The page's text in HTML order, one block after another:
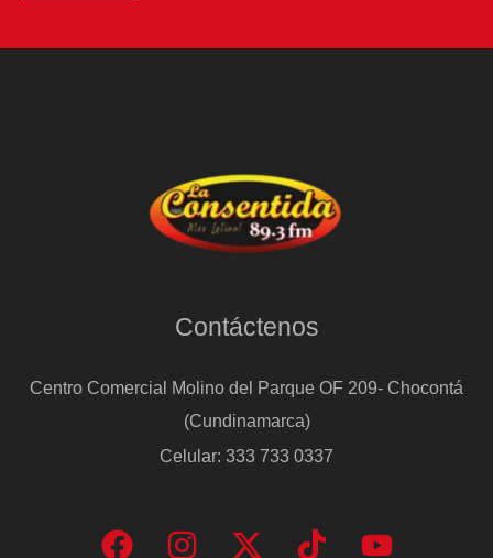
Contáctenos
Centro Comercial Molino del Parque OF 209- Chocontá
(Cundinamarca)
Celular: 333 733 0337